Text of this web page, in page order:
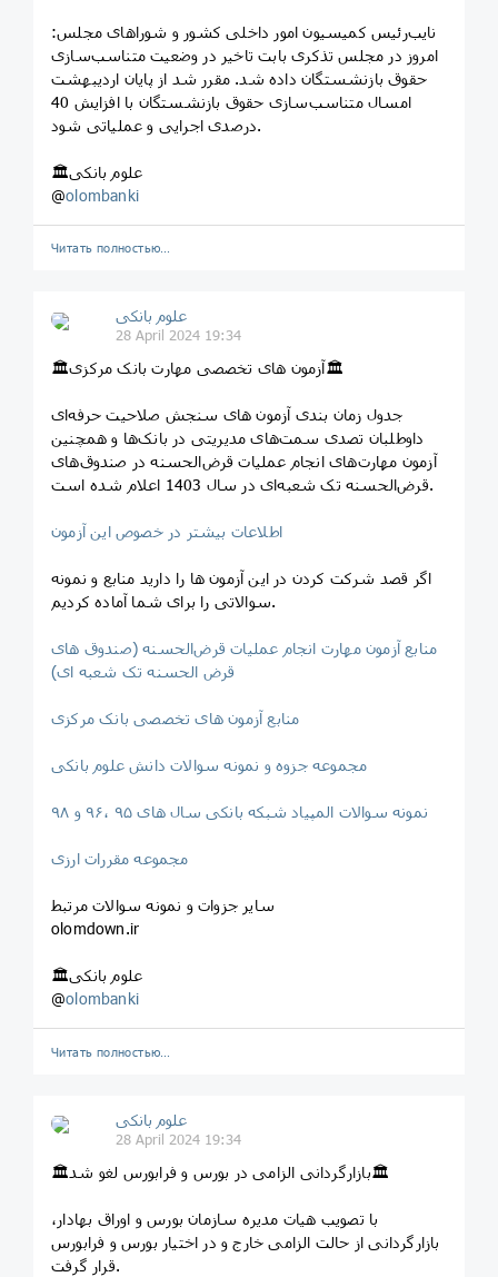
نایب‌رئیس کمیسیون امور داخلی کشور و شوراهای مجلس:
امروز در مجلس تذکری بابت تاخیر در وضعیت متناسب‌سازی
حقوق بازنشستگان داده شد. مقرر شد از پایان اردیبهشت
امسال متناسب‌سازی حقوق بازنشستگان با افزایش 40
درصدی اجرایی و عملیاتی شود.
🏛علوم بانکی
@olombanki
Читать полностью…
علوم بانکی
28 April 2024 19:34
🏛آزمون های تخصصی مهارت بانک مرکزی🏛
جدول زمان بندی آزمون های سنجش صلاحیت حرفه‌ای
داوطلبان تصدی سمت‌های مدیریتی در بانک‌ها و همچنین
آزمون مهارت‌های انجام عملیات قرض‌الحسنه در صندوق‌های
قرض‌الحسنه‌ تک شعبه‌ای در سال 1403 اعلام شده است.
اطلاعات بیشتر در خصوص این آزمون
اگر قصد شرکت کردن در این آزمون ها را دارید منابع و نمونه
سوالاتی را برای شما آماده کردیم.
منابع آزمون مهارت انجام عملیات قرض‌الحسنه (صندوق­ های
قرض ­الحسنه تک شعبه ­ای)
منابع آزمون های تخصصی بانک مرکزی
مجموعه جزوه و نمونه سوالات دانش علوم بانکی
نمونه سوالات المپیاد شبکه بانکی سال های ۹۵ ،۹۶ و ۹۸
مجموعه مقررات ارزی
سایر جزوات و نمونه سوالات مرتبط
olomdown.ir
🏛علوم بانکی
@olombanki
Читать полностью…
علوم بانکی
28 April 2024 19:34
🏛بازارگردانی الزامی در بورس و فرابورس لغو شد🏛
با تصویب هیات مدیره سازمان بورس و اوراق بهادار،
بازارگردانی از حالت الزامی خارج و در اختیار بورس و فرابورس
قرار گرفت.